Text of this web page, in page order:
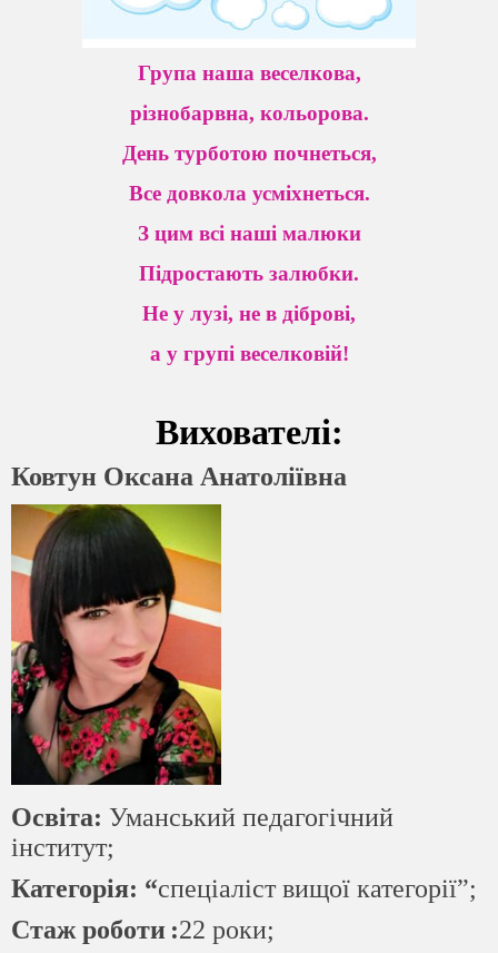
Група наша веселкова,
різнобарвна, кольорова.
День турботою почнеться,
Все довкола усміхнеться.
З цим всі наші малюки
Підростають залюбки.
Не у лузі, не в діброві,
а у групі веселковій!
Вихователі:
Ковтун Оксана Анатоліївна
Освіта: Уманський педагогічний
інститут;
Категорія: “спеціаліст вищої категорії”;
Стаж роботи :22 роки;